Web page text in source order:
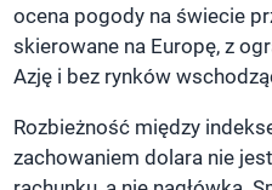
ocena pogody na świecie
skierowane na Europę, z
Azję i bez rynków
Rozbieżność między
zachowaniem dolara nie